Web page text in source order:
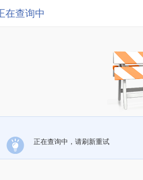
在查询中
正在查询中，请刷新重试